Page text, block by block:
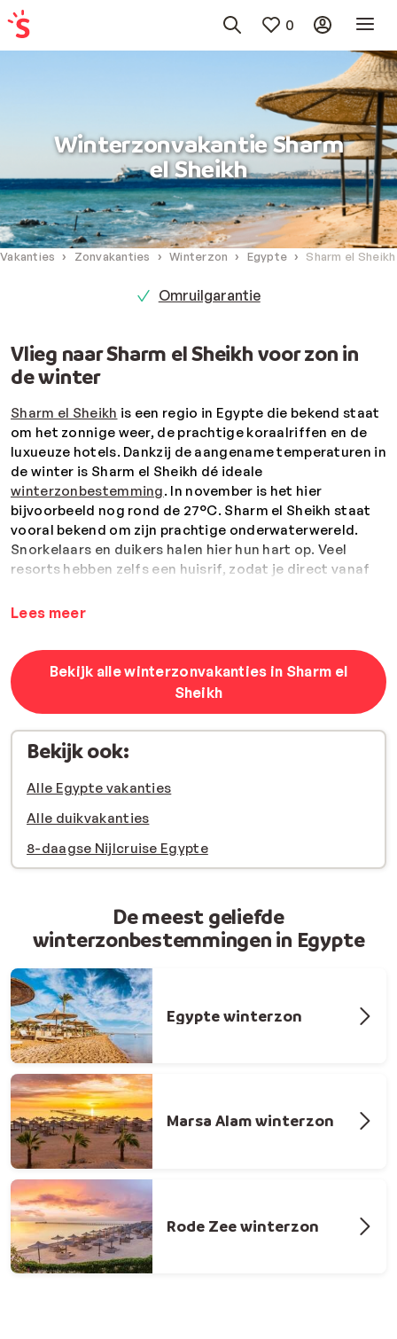
0
Winterzonvakantie Sharm
el Sheikh
Vakanties Zonvakanties Winterzon Egypte Sharm el Sheikh
Omruilgarantie
Vlieg naar Sharm el Sheikh voor zon in
de winter
Sharm el Sheikh is een regio in Egypte die bekend staat
om het zonnige weer, de prachtige koraalriffen en de
luxueuze hotels. Dankzij de aangename temperaturen in
de winter is Sharm el Sheikh dé ideale
winterzonbestemming. In november is het hier
bijvoorbeeld nog rond de 27°C. Sharm el Sheikh staat
vooral bekend om zijn prachtige onderwaterwereld.
Snorkelaars en duikers halen hier hun hart op. Veel
resorts hebben zelfs een huisrif, zodat je direct vanaf
Sheikh heeft een groot aanbod aan
voor het ultieme vakantiegevoel?
Lees meer
Bekijk alle winterzonvakanties in Sharm el
Sheikh
Bekijk ook:
Alle Egypte vakanties
Alle duikvakanties
8-daagse Nijlcruise Egypte
De meest geliefde
winterzonbestemmingen in Egypte
Egypte winterzon
Marsa Alam winterzon
Rode Zee winterzon